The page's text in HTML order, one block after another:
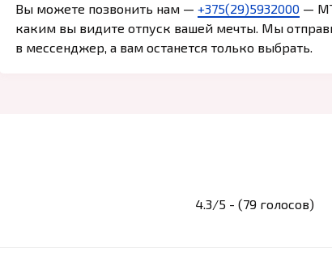
Вы можете позвонить нам — +375(29)5932000 —
каким вы видите отпуск вашей мечты. Мы
в мессенджер, а вам останется только выбрать.
4.3/5 - (79 голосов)